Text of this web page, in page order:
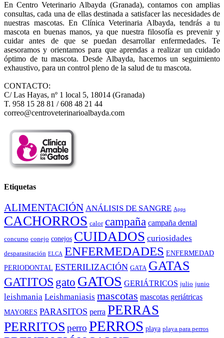
En Centro Veterinario Albayda (Granada), contamos con amplias
consultas, cada una de ellas destinada a satisfacer las necesidades de
nuestras mascotas. En Clínica Veterinaria Albayda, tendrás a tu
mascota en buenas manos, ya que nuestra filosofía es prevenir y
cuidar antes de que se puedan desarrollar enfermedades. Te
asesoramos y orientamos para que aprendas a realizar un cuidado
óptimo de tu mascota. Desde Albayda, hacemos un seguimiento
exhaustivo, para un control pleno de la salud de tu mascota.
CONTACTO:
C/ Las Hayas, nº 1 local 5, 18014 (Granada)
T. 958 15 28 81 / 608 48 21 44
correo@centroveterinarioalbayda.com
Etiquetas
ALIMENTACIÓN ANÁLISIS DE SANGRE Apps
CACHORROS calor campaña campaña dental
concurso conejo conejos CUIDADOS curiosidades
desparasitación ELCA ENFERMEDADES ENFERMEDAD
PERIODONTAL ESTERILIZACIÓN GATA GATAS
GATITOS gato GATOS GERIÁTRICOS julio junio
leishmania Leishmaniasis mascotas mascotas geriátricas
MAYORES PARASITOS perra PERRAS
PERRITOS perro PERROS playa playa para perros